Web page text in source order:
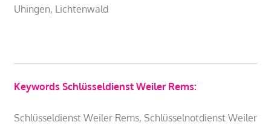
Uhingen, Lichtenwald
Keywords Schlüsseldienst Weiler Rems:
Schlüsseldienst Weiler Rems, Schlüsselnotdienst Weiler